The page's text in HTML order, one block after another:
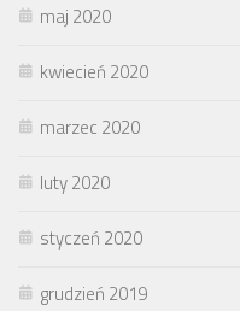
maj 2020
kwiecień 2020
marzec 2020
luty 2020
styczeń 2020
grudzień 2019